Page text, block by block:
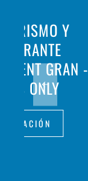
Y
GRAN -
ONLY